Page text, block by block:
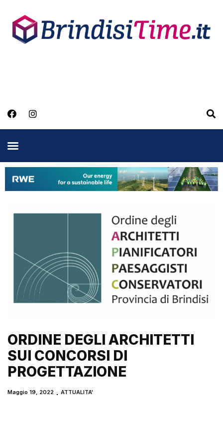
ORDINE DEGLI ARCHITETTI
SUI CONCORSI DI
PROGETTAZIONE
Maggio 19, 2022 ATTUALITA'